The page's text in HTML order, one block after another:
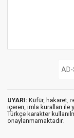
UYARI: Küfür, hakaret,
içeren, imla kuralları ile
Türkçe karakter
onaylanmamaktadır.